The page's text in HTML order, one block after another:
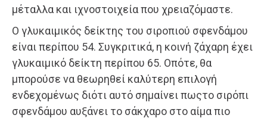
μέταλλα και ιχνοστοιχεία που χρειαζόμαστε.
Ο γλυκαιμικός δείκτης του σιροπιού σφενδάμου
είναι περίπου 54. Συγκριτικά, η κοινή ζάχαρη έχει
γλυκαιμικό δείκτη περίπου 65. Οπότε, θα
μπορούσε να θεωρηθεί καλύτερη επιλογή
ενδεχομένως διότι αυτό σημαίνει πωςτο σιρόπι
σφενδάμου αυξάνει το σάκχαρο στο αίμα πιο